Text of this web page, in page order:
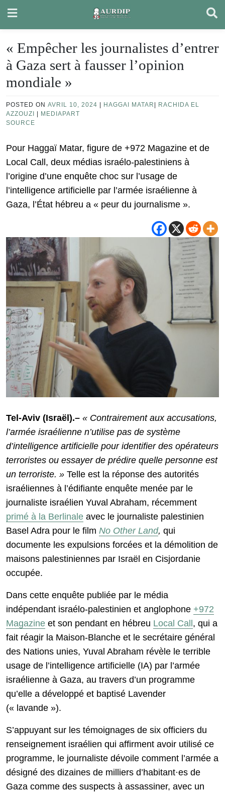
content
« Empêcher les journalistes d’entrer
à Gaza sert à fausser l’opinion
mondiale »
POSTED ON AVRIL 10, 2024 HAGGAI MATAR
RACHIDA EL
AZZOUZI
MEDIAPART
SOURCE
Pour Haggaï Matar, figure de +972 Magazine et de
Local Call, deux médias israélo-palestiniens à
l’origine d’une enquête choc sur l’usage de
l’intelligence artificielle par l’armée israélienne à
Gaza, l’État hébreu a « peur du journalisme ».
Tel-Aviv (Israël).– « Contrairement aux accusations,
l’armée israélienne n’utilise pas de système
d’intelligence artificielle pour identifier des opérateurs
terroristes ou essayer de prédire quelle personne est
un terroriste. » Telle est la réponse des autorités
israéliennes à l’édifiante enquête menée par le
journaliste israélien Yuval Abraham, récemment
primé à la Berlinale avec le journaliste palestinien
Basel Adra pour le film No Other Land, qui
documente les expulsions forcées et la démolition de
maisons palestiniennes par Israël en Cisjordanie
occupée.
Dans cette enquête publiée par le média
indépendant israélo-palestinien et anglophone +972
Magazine et son pendant en hébreu Local Call , qui a
fait réagir la Maison-Blanche et le secrétaire général
des Nations unies, Yuval Abraham révèle le terrible
usage de l’intelligence artificielle (IA) par l’armée
israélienne à Gaza, au travers d’un programme
qu’elle a développé et baptisé Lavender
(« lavande »).
S’appuyant sur les témoignages de six officiers du
renseignement israélien qui affirment avoir utilisé ce
programme, le journaliste dévoile comment l’armée a
désigné des dizaines de milliers d’habitant·es de
Gaza comme des suspects à assassiner, avec un